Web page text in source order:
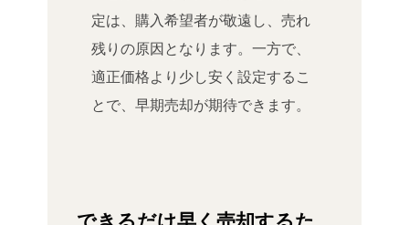
定は、購入希望者が敬遠し、売れ
残りの原因となります。一方で、
適正価格より少し安く設定するこ
とで、早期売却が期待できます。
できるだけ早く売却するた